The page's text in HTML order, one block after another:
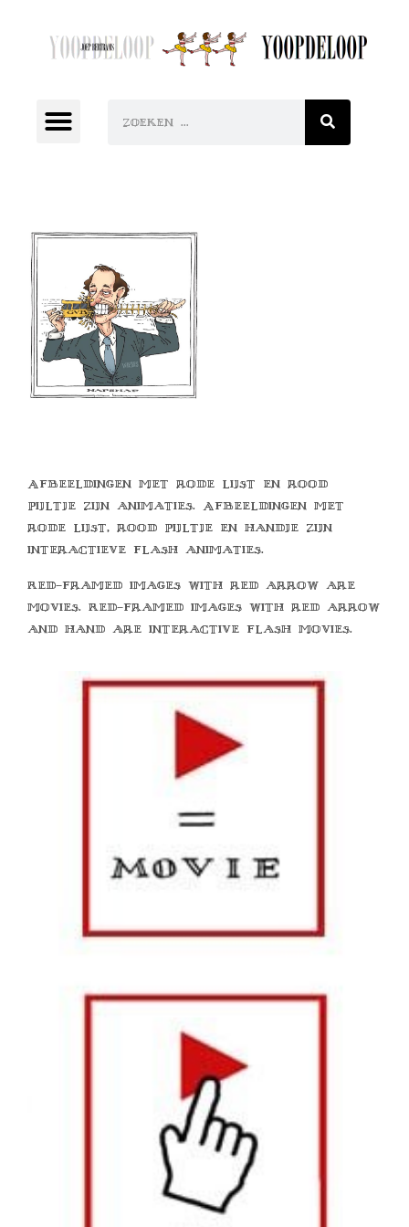
Afbeeldingen met rode lijst en rood
pijltje zijn animaties. Afbeeldingen met
rode lijst, rood pijltje en handje zijn
interactieve flash animaties.
Red-framed images with red arrow are
movies. Red-framed images with red arrow
and hand are interactive flash movies.